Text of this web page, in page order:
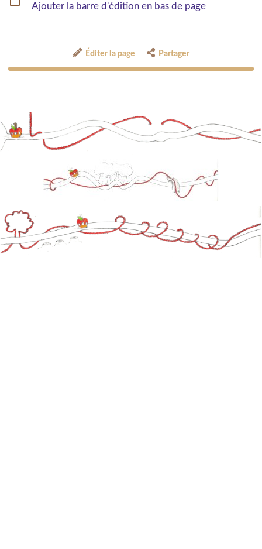
Ajouter la barre d'édition en bas de page
Éditer la page Partager